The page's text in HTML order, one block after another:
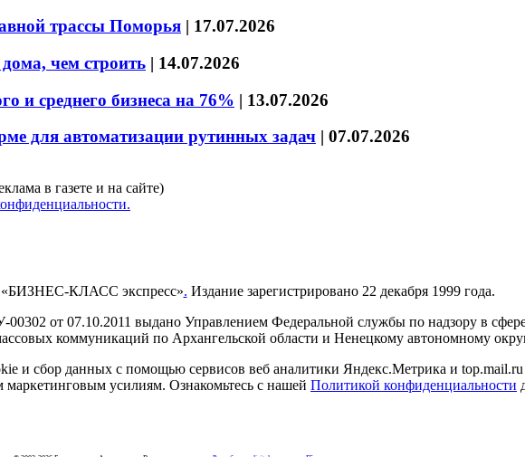
трассы Поморья | 17.07.2026
чем строить | 14.07.2026
и среднего бизнеса на 76% | 13.07.2026
для автоматизации рутинных задач | 07.07.2026
в газете и на сайте)
«БИЗНЕС-КЛАСС экспресс». Издание зарегистрировано 22 декабря 1999 года.
от 07.10.2011 выдано Управлением Федеральной службы по надзору в
коммуникаций по Архангельской области и Ненецкому автономному
и сбор данных с помощью сервисов веб аналитики Яндекс.Метрика и
маркетинговым усилиям. Ознакомьтесь с нашей Политикой конфиденциальности